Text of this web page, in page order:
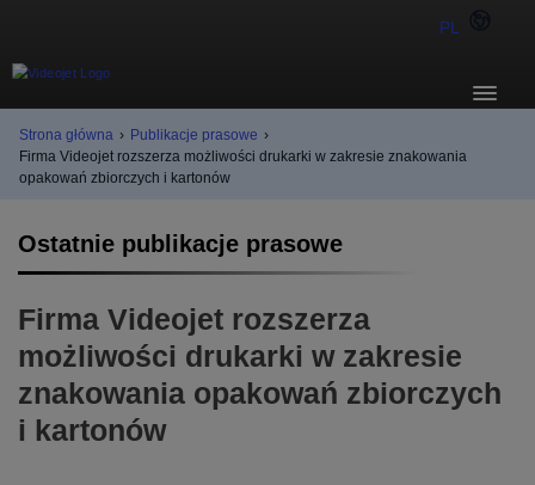
PL
Strona główna › Publikacje prasowe ›
Firma Videojet rozszerza możliwości drukarki w zakresie znakowania
opakowań zbiorczych i kartonów
Ostatnie publikacje prasowe
Firma Videojet rozszerza
możliwości drukarki w zakresie
znakowania opakowań zbiorczych
i kartonów